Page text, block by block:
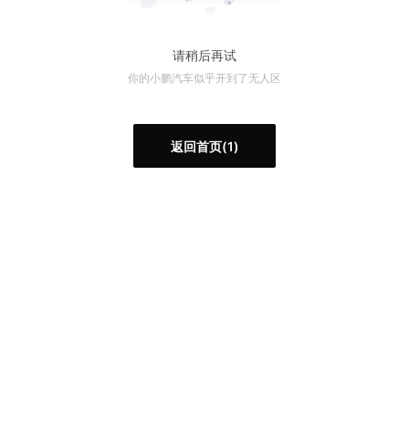
请稍后再试
你的小鹏汽车似乎开到了无人区
返回首页(1)